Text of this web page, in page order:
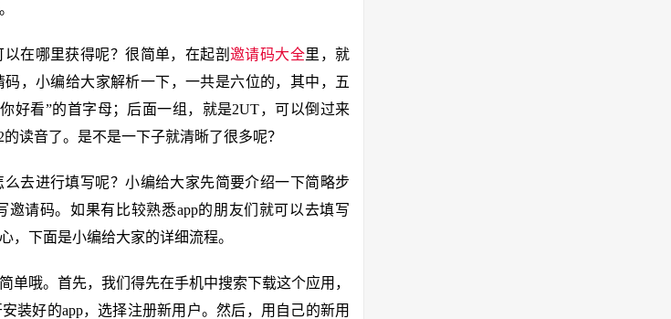
在哪里获得呢？很简单，在起剖邀请码大全里，就
，小编给大家解析一下，一共是六位的，其中，五
好看”的首字母；后面一组，就是2UT，可以倒过来
读音了。是不是一下子就清晰了很多呢？
去进行填写呢？小编给大家先简要介绍一下简略步
邀请码。如果有比较熟悉app的朋友们就可以去填写
，下面是小编给大家的详细流程。
单哦。首先，我们得先在手机中搜索下载这个应用，
装好的app，选择注册新用户。然后，用自己的新用